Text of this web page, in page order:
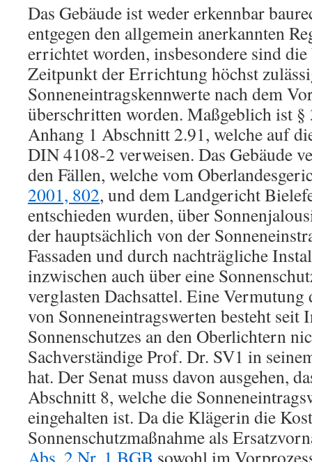
Das Gebäude ist weder erkennbar
entgegen den allgemein anerkannten
errichtet worden, insbesondere sind
Zeitpunkt der Errichtung höchst
Sonneneintragskennwerte nach dem
überschritten worden. Maßgeblich ist
Anhang 1 Abschnitt 2.91, welche auf
DIN 4108-2 verweisen. Das Gebäude
den Fällen, welche vom
2001, 802, und dem Landgericht
entschieden wurden, über
der hauptsächlich von der
Fassaden und durch nachträgliche
inzwischen auch über eine
verglasten Dachsattel. Eine
von Sonneneintragswerten besteht seit
Sonnenschutzes an den Oberlichtern
Sachverständige Prof. Dr. SV1 in
hat. Der Senat muss davon ausgehen,
Abschnitt 8, welche die
eingehalten ist. Da die Klägerin die
Sonnenschutzmaßnahme als
Abs. 2 Nr. 1 BGB sowohl im